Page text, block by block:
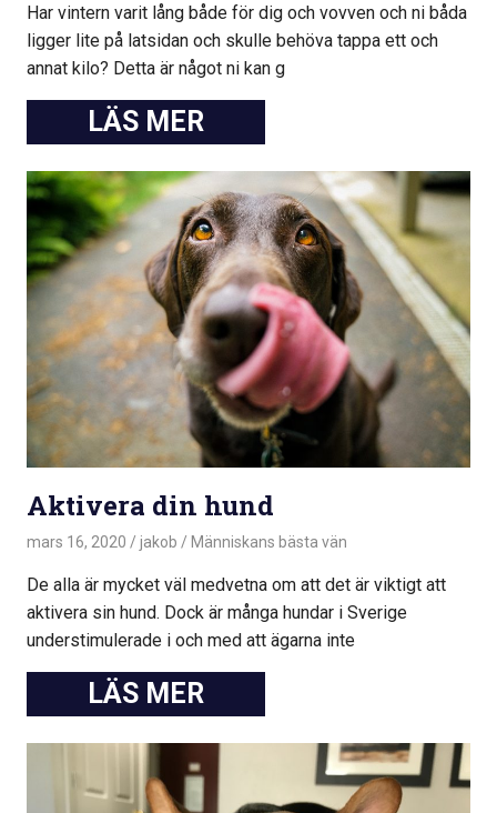
Har vintern varit lång både för dig och vovven och ni båda
ligger lite på latsidan och skulle behöva tappa ett och
annat kilo? Detta är något ni kan g
Aktivera din hund
mars 16, 2020 jakob Människans bästa vän
De alla är mycket väl medvetna om att det är viktigt att
aktivera sin hund. Dock är många hundar i Sverige
understimulerade i och med att ägarna inte